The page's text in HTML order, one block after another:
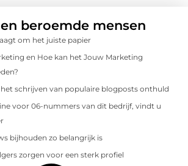
en beroemde mensen
om het juiste papier
en Hoe kan het Jouw Marketing
schrijven van populaire blogposts onthuld
voor 06-nummers van dit bedrijf, vindt u
bijhouden zo belangrijk is
zorgen voor een sterk profiel